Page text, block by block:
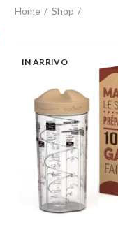
Home Shop
IN ARRIVO